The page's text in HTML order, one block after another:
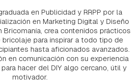
en Publicidad y RRPP por la
en Marketing Digital y Diseño
Bricomanía, crea contenidos prácticos
para inspirar a todo tipo de
hasta aficionados avanzados.
en comunicación con su experiencia
hacer del DIY algo cercano, útil y
motivador.